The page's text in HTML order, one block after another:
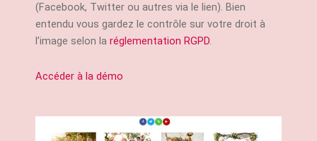
(Facebook, Twitter ou autres via le lien). Bien
entendu vous gardez le contrôle sur votre droit à
l’image selon la réglementation RGPD.
Accéder à la démo